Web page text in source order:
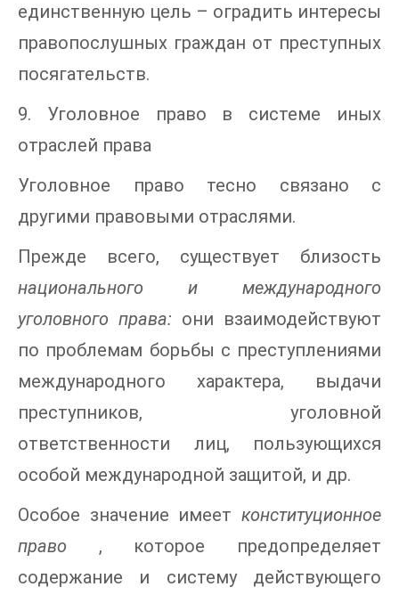
единственную цель – оградить интересы
правопослушных граждан от преступных
посягательств.
9. Уголовное право в системе иных
отраслей права
Уголовное право тесно связано с
другими правовыми отраслями.
Прежде всего, существует близость
национального и международного
уголовного права: они взаимодействуют
по проблемам борьбы с преступлениями
международного характера, выдачи
преступников, уголовной
ответственности лиц, пользующихся
особой международной защитой, и др.
Особое значение имеет конституционное
право , которое предопределяет
содержание и систему действующего